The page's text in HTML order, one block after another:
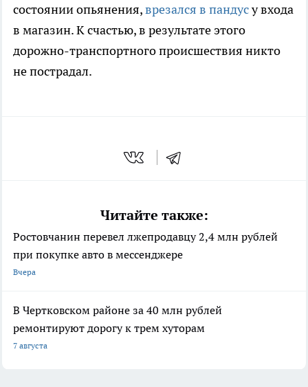
состоянии опьянения,врезался в пандусу входа
в магазин. К счастью, в результате этого
дорожно-транспортного происшествия никто
не пострадал.
Читайте также:
Ростовчанин перевел лжепродавцу 2,4 млн рублей
при покупке авто в мессенджере
Вчера
В Чертковском районе за 40 млн рублей
ремонтируют дорогу к трем хуторам
7 августа